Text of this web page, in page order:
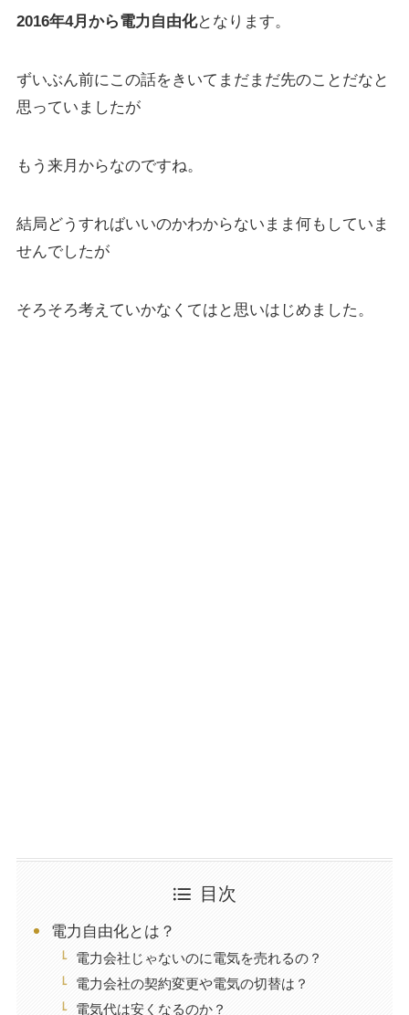
2016年4月から電力自由化となります。
ずいぶん前にこの話をきいてまだまだ先のことだなと
思っていましたが
もう来月からなのですね。
結局どうすればいいのかわからないまま何もしていま
せんでしたが
そろそろ考えていかなくてはと思いはじめました。
目次
電力自由化とは？
電力会社じゃないのに電気を売れるの？
電力会社の契約変更や電気の切替は？
電気代は安くなるのか？